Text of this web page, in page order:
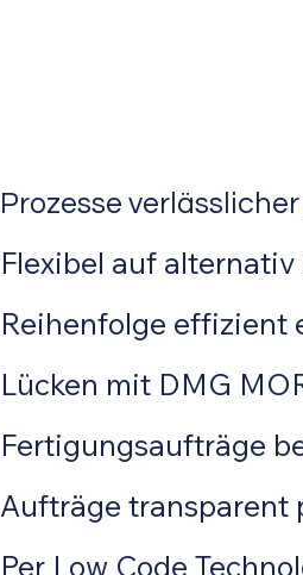
Prozesse
Flexibel auf
Reihenfolge effizient
Lücken mit DMG
Fertigungsaufträge
Aufträge
Per Low Code